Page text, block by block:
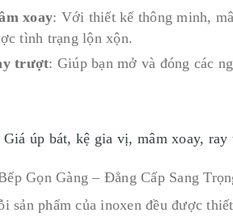
xoay: Với thiết kế thông minh,
tình trạng lộn xộn.
trượt: Giúp bạn mở và đóng các
úp bát, kệ gia vị, mâm xoay,
sản phẩm của inoxen đều được